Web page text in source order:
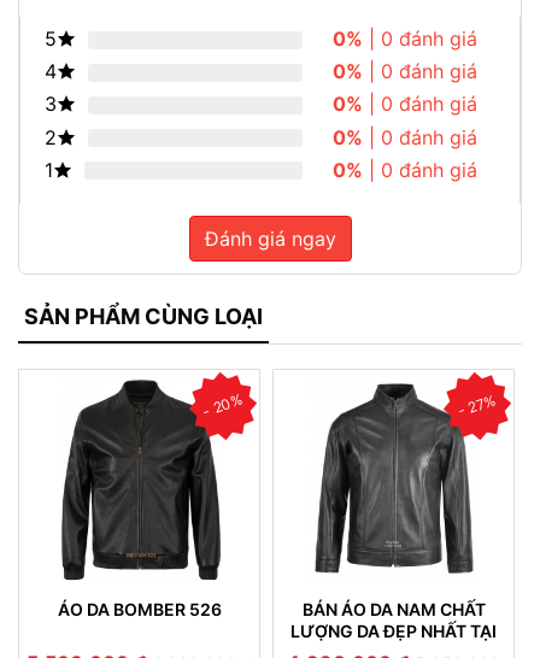
5 0% | 0 đánh giá
4
0% | 0 đánh giá
3
0% | 0 đánh giá
2
0% | 0 đánh giá
1
0% | 0 đánh giá
Đánh giá ngay
SẢN PHẨM CÙNG LOẠI
- 20%
ÁO DA BOMBER 526
- 27%
BÁN ÁO DA NAM CHẤT
LƯỢNG DA ĐẸP NHẤT TẠI
HÀ NỘI 518